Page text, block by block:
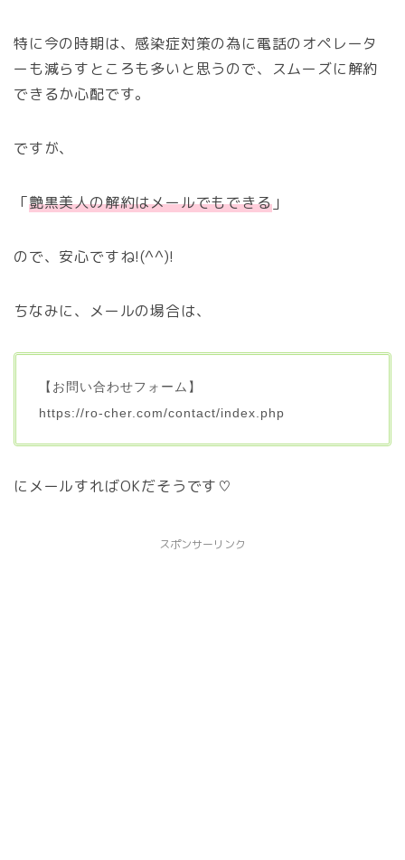
特に今の時期は、感染症対策の為に電話のオペレータ
ーも減らすところも多いと思うので、スムーズに解約
できるか心配です。
ですが、
「艶黒美人の解約はメールでもできる」
ので、安心ですね!(^^)!
ちなみに、メールの場合は、
【お問い合わせフォーム】
https://ro-cher.com/contact/index.php
にメールすればOKだそうです♡
スポンサーリンク